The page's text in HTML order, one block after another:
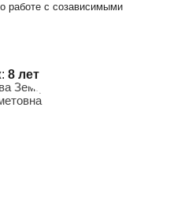
работе с созависимыми
8 лет